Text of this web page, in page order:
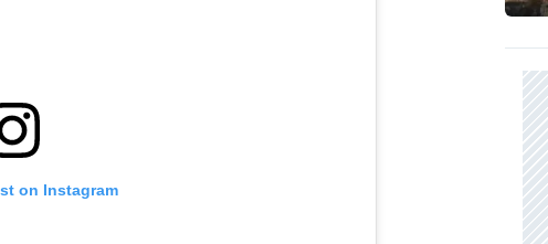
on Instagram